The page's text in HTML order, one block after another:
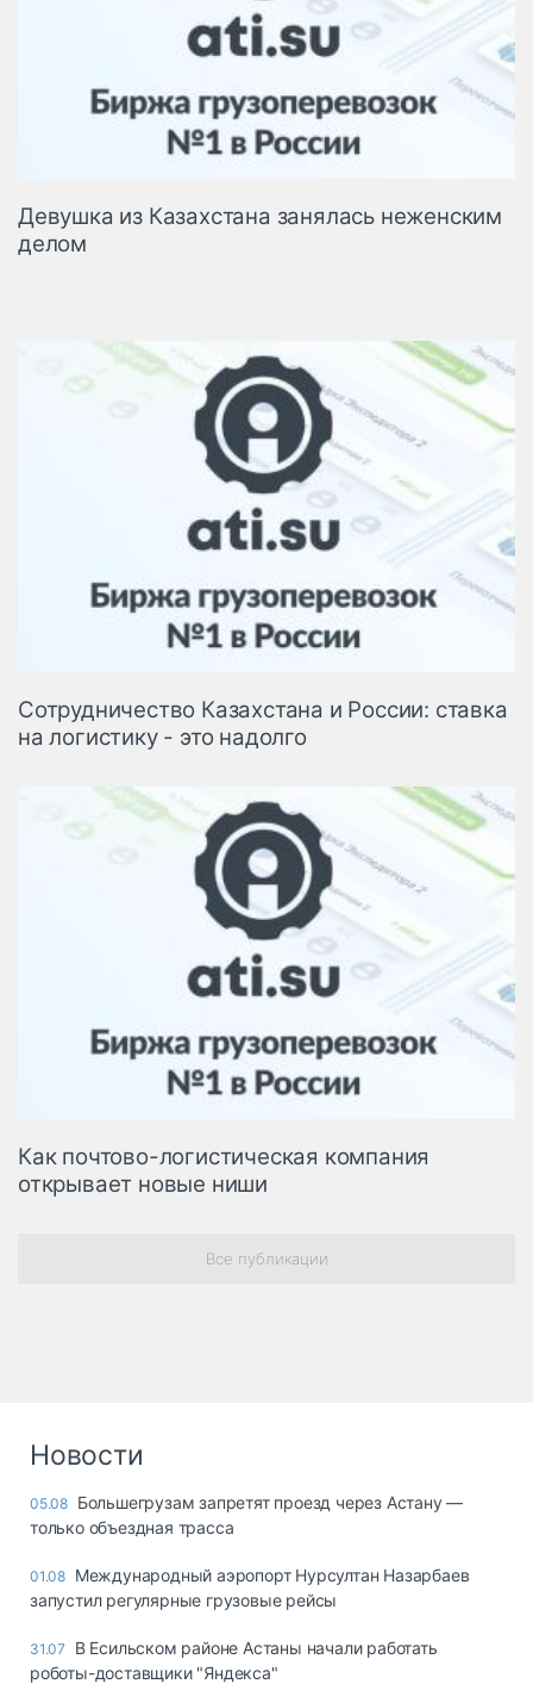
Девушка из Казахстана занялась неженским
делом
Сотрудничество Казахстана и России: ставка
на логистику - это надолго
Как почтово-логистическая компания
открывает новые ниши
Все публикации
Новости
05.08 Большегрузам запретят проезд через Астану —
только объездная трасса
01.08 Международный аэропорт Нурсултан Назарбаев
запустил регулярные грузовые рейсы
31.07
В Есильском районе Астаны начали работать
роботы-доставщики "Яндекса"